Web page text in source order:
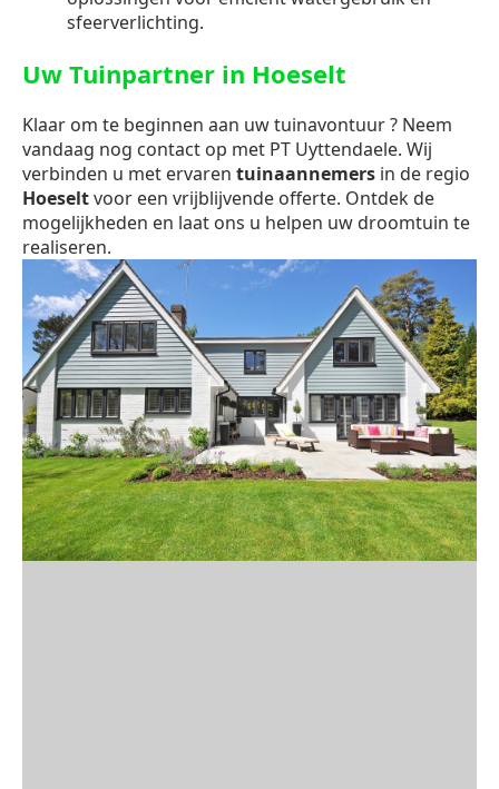
sfeerverlichting.
Uw Tuinpartner in Hoeselt
Klaar om te beginnen aan uw tuinavontuur ? Neem
vandaag nog contact op met PT Uyttendaele. Wij
verbinden u met ervaren tuinaannemers in de regio
Hoeseltvoor een vrijblijvende offerte. Ontdek de
mogelijkheden en laat ons u helpen uw droomtuin te
realiseren.